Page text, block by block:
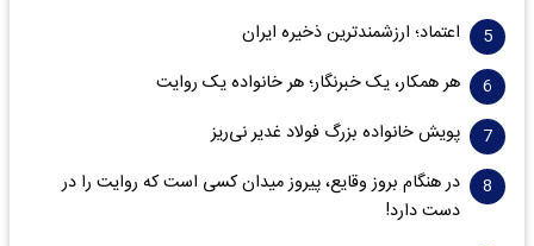
اعتماد؛ ارزشمندترین ذخیره ایران
هر همکار، یک خبرنگار؛ هر خانواده یک روایت
پویش خانواده بزرگ فولاد غدیر نی‌ریز
در هنگام بروز وقایع، پیروز میدان کسی است که روایت را در
دست دارد!